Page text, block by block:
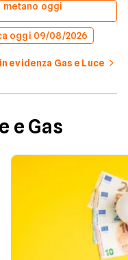
metano oggi
oggi 09/08/2026
evidenza Gas e Luce
e Gas